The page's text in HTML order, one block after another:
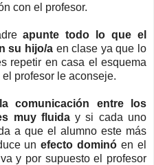
con el profesor.
apunte todo lo que el
su hijo/a en clase ya que lo
repetir en casa el esquema
profesor le aconseje.
comunicación entre los
muy fluiday si cada uno
a que el alumno este más
unefecto dominóen el
y por supuesto el profesor